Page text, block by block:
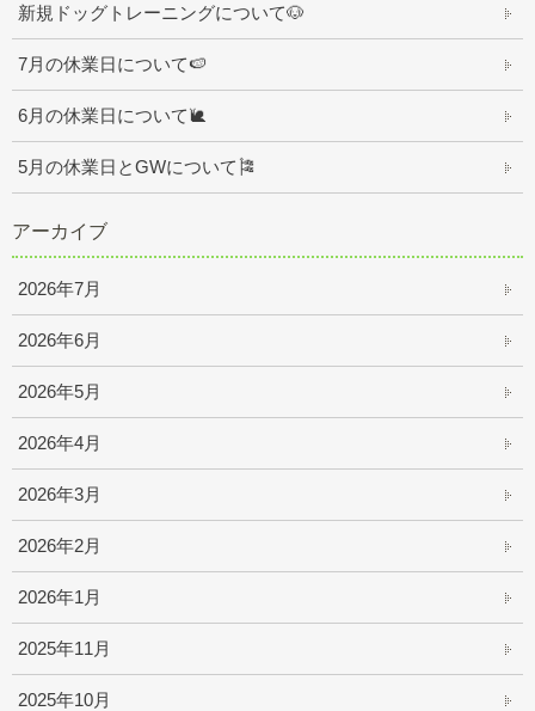
新規ドッグトレーニングについて🐶
7月の休業日について🍉
6月の休業日について🐌
5月の休業日とGWについて🎏
アーカイブ
2026年7月
2026年6月
2026年5月
2026年4月
2026年3月
2026年2月
2026年1月
2025年11月
2025年10月